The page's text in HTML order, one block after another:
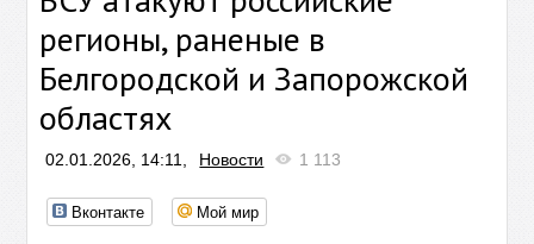
регионы, раненые в
Белгородской и Запорожской
областях
02.01.2026, 14:11, Новости 1 113
Вконтакте Мой мир